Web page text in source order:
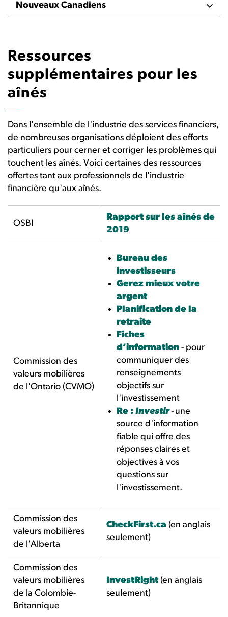
Nouveaux Canadiens
Ressources
supplémentaires pour les
aînés
Dans l'ensemble de l'industrie des services financiers,
de nombreuses organisations déploient des efforts
particuliers pour cerner et corriger les problèmes qui
touchent les aînés. Voici certaines des ressources
offertes tant aux professionnels de l'industrie
financière qu'aux aînés.
OSBI
Rapport sur les aînés de
2019
Commission des
valeurs mobilières
de l'Ontario (CVMO)
Bureau des
investisseurs
Gerez mieux votre
argent
Planification de la
retraite
Fiches
d’information - pour
communiquer des
renseignements
objectifs sur
l'investissement
Re : Investir- une
source d'information
fiable qui offre des
réponses claires et
objectives à vos
questions sur
l'investissement.
Commission des
valeurs mobilières
de l'Alberta
CheckFirst.ca (en anglais
seulement)
Commission des
valeurs mobilières
de la Colombie­
Britannique
InvestRight(en anglais
seulement)